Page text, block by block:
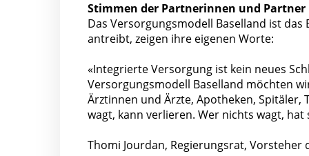
Stimmen der Partnerinnen und Partner
Das Versorgungsmodell Baselland ist das
antreibt, zeigen ihre eigenen Worte:
«Integrierte Versorgung ist kein neues
Versorgungsmodell Baselland möchten
Ärztinnen und Ärzte, Apotheken, Spitäler,
wagt, kann verlieren. Wer nichts wagt, hat
Thomi Jourdan, Regierungsrat,